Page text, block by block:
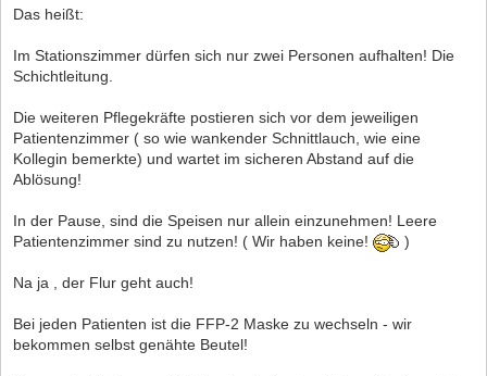
Das heißt:
Im Stationszimmer dürfen sich nur zwei Personen aufhalten! Die
Schichtleitung.
Die weiteren Pflegekräfte postieren sich vor dem jeweiligen
Patientenzimmer ( so wie wankender Schnittlauch, wie eine
Kollegin bemerkte) und wartet im sicheren Abstand auf die
Ablösung!
In der Pause, sind die Speisen nur allein einzunehmen! Leere
Patientenzimmer sind zu nutzen! ( Wir haben keine!
)
Na ja , der Flur geht auch!
Bei jeden Patienten ist die FFP-2 Maske zu wechseln - wir
bekommen selbst genähte Beutel!